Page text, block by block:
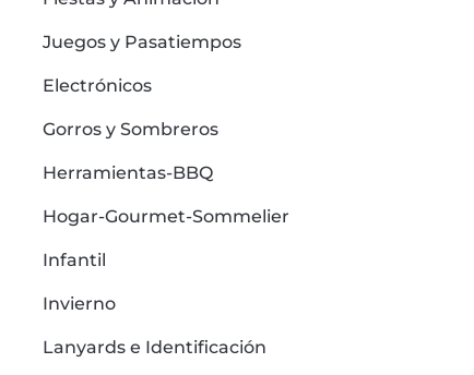
Juegos y Pasatiempos
Electrónicos
Gorros y Sombreros
Herramientas-BBQ
Hogar-Gourmet-Sommelier
Infantil
Invierno
Lanyards e Identificación